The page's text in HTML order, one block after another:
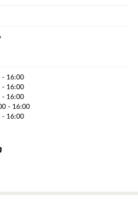
- 16:00
- 16:00
- 16:00
- 16:00
- 16:00